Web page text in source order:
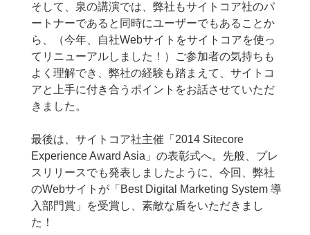
そして、泉の講演では、弊社もサイトコア社のパ
ートナーであると同時にユーザーでもあることか
ら、（今年、自社Webサイトをサイトコアを使っ
てリニューアルしました！）ご参加者の気持ちも
よく理解でき、弊社の経験も踏まえて、サイトコ
アと上手に付き合うポイントをお話させていただ
きました。
最後は、サイトコア社主催「2014 Sitecore
Experience Award Asia」の表彰式へ。先般、プレ
スリリースでも発表しましたように、今回、弊社
のWebサイトが「Best Digital Marketing System 導
入部門賞」を受賞し、素敵な盾をいただきまし
た！